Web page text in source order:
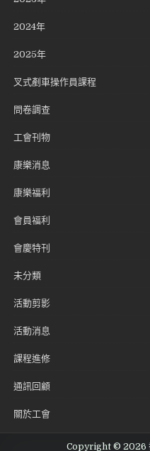
2024年
2025年
叉式剷車操作員課程
問卷調查
工會刊物
康樂消息
康樂福利
會員福利
會慶特刊
未分類
活動剪影
活動消息
課程進修
通訊回顧
關於工會
Copyright © 2026